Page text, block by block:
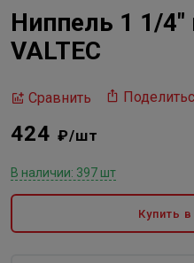
Ниппель 1 1/4"
VALTEC
Сравнить
424 ₽/шт
В наличии: 397 шт
Купить